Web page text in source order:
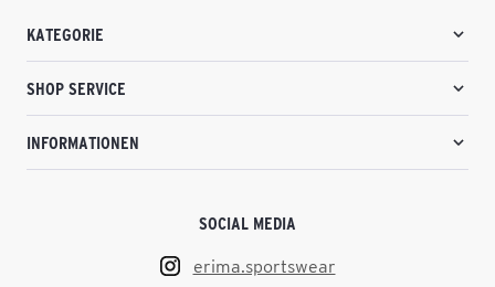
KATEGORIE
SHOP SERVICE
INFORMATIONEN
SOCIAL MEDIA
erima.sportswear